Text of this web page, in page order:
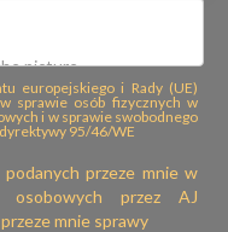
europejskiego i Rady (UE)
sprawie osób fizycznych w
i w sprawie swobodnego
95/46/WE
przeze mnie w
osobowych przez AJ
mnie sprawy